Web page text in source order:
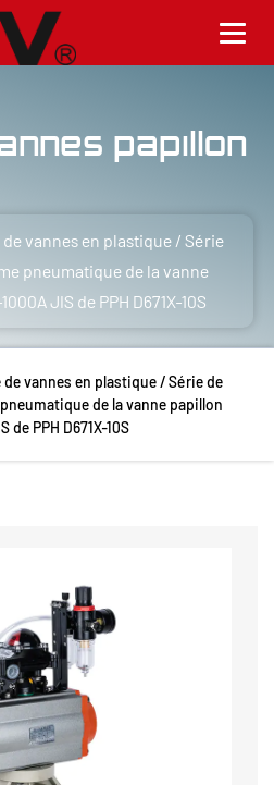
papillon
vannes en plastique /Série
pneumatique de la vanne
JIS de PPH D671X-10S
de vannes en plastique/Série de
de la vanne papillon
de PPH D671X-10S